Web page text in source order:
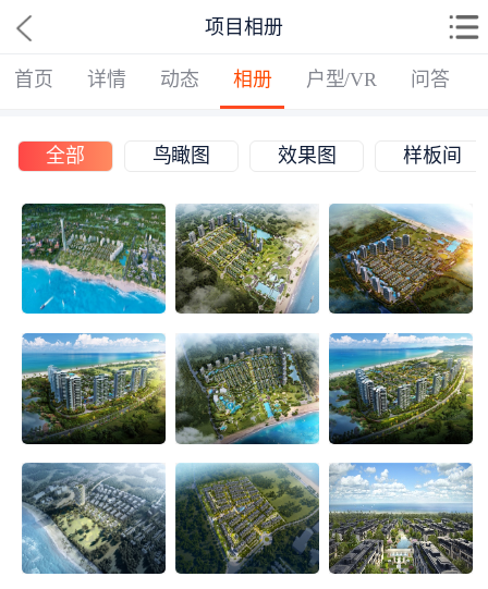
项目相册
首页 详情 动态 相册 户型/VR 问答
全部 鸟瞰图 效果图 样板间